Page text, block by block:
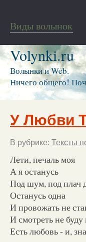
Виды волынок
Volynki.ru
Волынки и Web.
Ничего общего!
У Любви
В рубрике: Тексты
Лети, печаль моя
А я останусь
Под шум, под плач
Останусь одна
И провожать не
И смотреть не буду
Есть любовь - и,